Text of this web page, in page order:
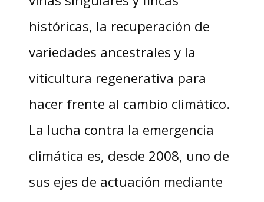
históricas, la recuperación de
variedades ancestrales y la
viticultura regenerativa para
hacer frente al cambio climático.
La lucha contra la emergencia
climática es, desde 2008, uno de
sus ejes de actuación mediante